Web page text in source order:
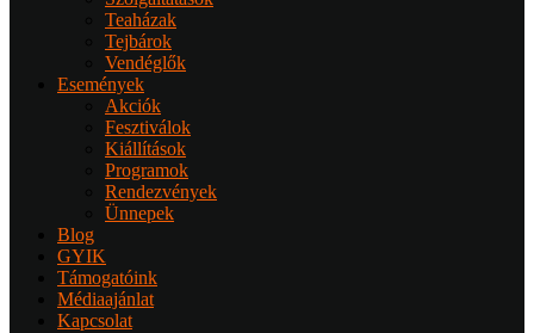
Teaházak
Tejbárok
Vendéglők
Események
Akciók
Fesztiválok
Kiállítások
Programok
Rendezvények
Ünnepek
Blog
GYIK
Támogatóink
Médiaajánlat
Kapcsolat